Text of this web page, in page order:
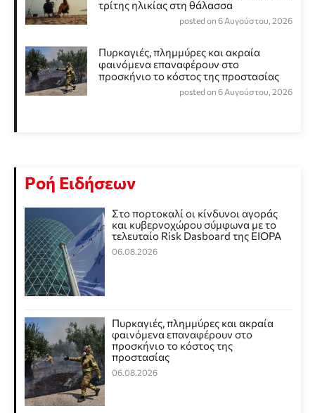
τρίτης ηλικίας στη θάλασσα
posted on 6 Αυγούστου, 2026
Πυρκαγιές, πλημμύρες και ακραία
φαινόμενα επαναφέρουν στο
προσκήνιο το κόστος της προστασίας
posted on 6 Αυγούστου, 2026
Ροή Ειδήσεων
Στο πορτοκαλί οι κίνδυνοι αγοράς
και κυβερνοχώρου σύμφωνα με το
τελευταίο Risk Dasboard της EIOPA
06.08.2026
Πυρκαγιές, πλημμύρες και ακραία
φαινόμενα επαναφέρουν στο
προσκήνιο το κόστος της
προστασίας
06.08.2026